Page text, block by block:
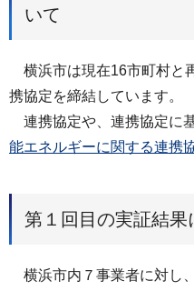
いて
横浜市は現在16市町村と
携協定を締結しています。
連携協定や、連携協定に
能エネルギーに関する連携
第１回目の実証結果
横浜市内７事業者に対し